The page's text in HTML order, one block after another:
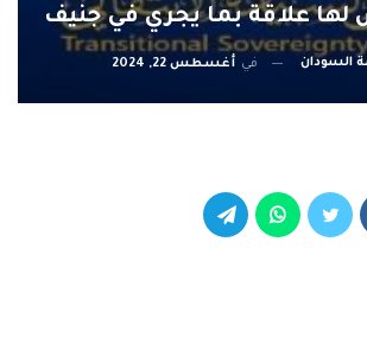
لها علاقة بما يجري في جنيف
السودان في أغسطس 22, 2024